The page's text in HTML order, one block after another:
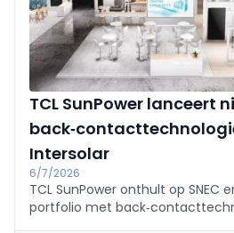
TCL SunPower lanceert
Intersolar
6/7/2026
TCL SunPower onthult op SNEC
portfolio met